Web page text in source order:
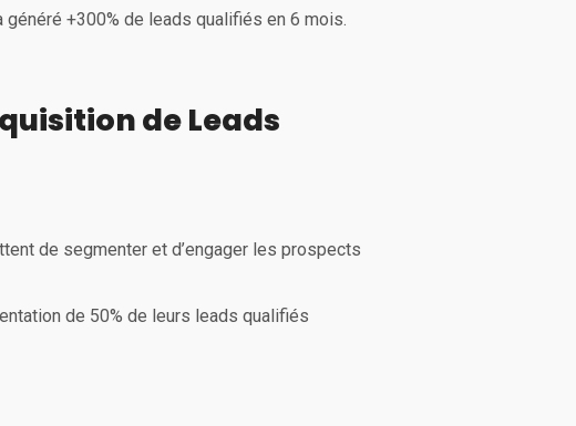
généré +300% de leads qualifiés en 6 mois.
de Leads
de segmenter et d’engager les prospects
de 50% de leurs leads qualifiés